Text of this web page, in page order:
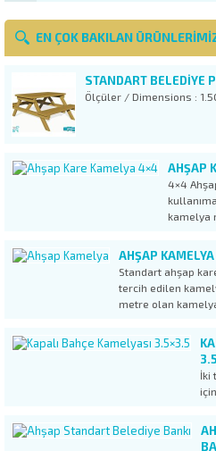
EN ÇOK BAKILAN
STANDART BELEDİYE
Ölçüler / Dimensions :
AHŞAP
4×4
kamelya
kamelya
kaplama
AHŞAP KAMELYA
Standart ahşap
tercih edilen
metre olan
Kamelya kullanım
olmak üzere,
İki